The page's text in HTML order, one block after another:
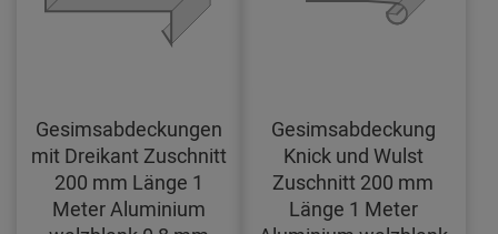
Gesimsabdeckungen
mit Dreikant Zuschnitt
200 mm Länge 1
Meter Aluminium
Gesimsabdeckung
Knick und Wulst
Zuschnitt 200 mm
Länge 1 Meter